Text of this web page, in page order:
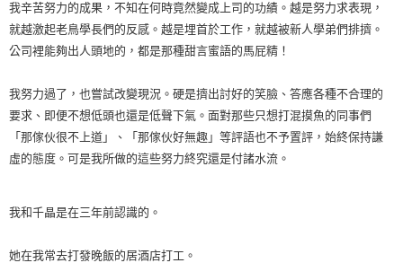
我辛苦努力的成果，不知在何時竟然變成上司的功績。越是努力求表現，
就越激起老鳥學長們的反感。越是埋首於工作，就越被新人學弟們排擠。
公司裡能夠出人頭地的，都是那種甜言蜜語的馬屁精！
我努力過了，也嘗試改變現況。硬是擠出討好的笑臉、答應各種不合理的
要求、即便不想低頭也還是低聲下氣。面對那些只想打混摸魚的同事們
「那傢伙很不上道」、「那傢伙好無趣」等評語也不予置評，始終保持謙
虛的態度。可是我所做的這些努力終究還是付諸水流。
我和千晶是在三年前認識的。
她在我常去打發晚飯的居酒店打工。